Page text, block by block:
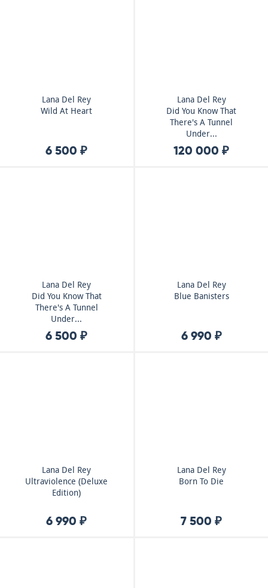
Lana Del Rey
Wild At Heart
6 500 ₽
Lana Del Rey
Did You Know That
There's A Tunnel
Under...
120 000 ₽
Lana Del Rey
Did You Know That
There's A Tunnel
Under...
6 500 ₽
Lana Del Rey
Blue Banisters
6 990 ₽
Lana Del Rey
Ultraviolence (Deluxe
Edition)
6 990 ₽
Lana Del Rey
Born To Die
7 500 ₽